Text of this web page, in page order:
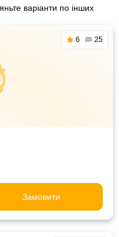
варіанти по інших
6 25
Замовити